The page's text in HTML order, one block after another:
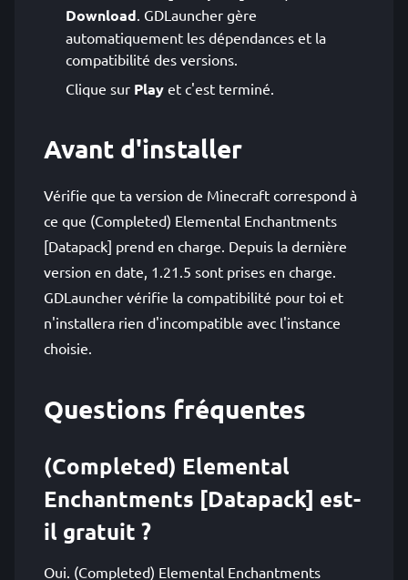
Download. GDLauncher gère
automatiquement les dépendances et la
compatibilité des versions.
Clique sur Play et c'est terminé.
Avant d'installer
Vérifie que ta version de Minecraft correspond à
ce que (Completed) Elemental Enchantments
[Datapack] prend en charge. Depuis la dernière
version en date, 1.21.5 sont prises en charge.
GDLauncher vérifie la compatibilité pour toi et
n'installera rien d'incompatible avec l'instance
choisie.
Questions fréquentes
(Completed) Elemental
Enchantments [Datapack] est-
il gratuit ?
Oui. (Completed) Elemental Enchantments